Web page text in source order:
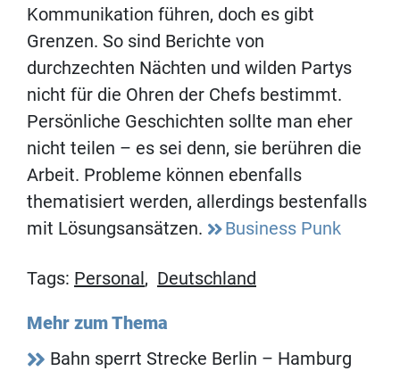
Kommunikation führen, doch es gibt
Grenzen. So sind Berichte von
durchzechten Nächten und wilden Partys
nicht für die Ohren der Chefs bestimmt.
Persönliche Geschichten sollte man eher
nicht teilen – es sei denn, sie berühren die
Arbeit. Probleme können ebenfalls
thematisiert werden, allerdings bestenfalls
mit Lösungsansätzen.
Business Punk
Tags: Personal , Deutschland
Mehr zum Thema
Bahn sperrt Strecke Berlin – Hamburg